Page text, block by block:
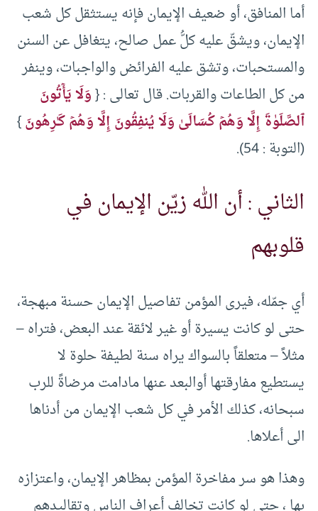
أما المنافق، أو ضعيف الإيمان فإنه يستثقل كل شعب
الإيمان، ويشقّ عليه كلُّ عمل صالح، يتغافل عن السنن
والمستحبات، وتشق عليه الفرائض والواجبات، وينفر
من كل الطاعات والقربات. قال تعالى : {وَلَا یَأۡتُونَ
ٱلصَّلَوٰةَ إِلَّا وَهُمۡ كُسَالَىٰ وَلَا یُنفِقُونَ إِلَّا وَهُمۡ كَـٰرِهُونَ}
(التوبة : 54).
الثاني : أن الله زيّن الإيمان في
قلوبهم
أي جمّله، فيرى المؤمن تفاصيل الإيمان حسنة مبهجة،
حتى لو كانت يسيرة أو غير لائقة عند البعض، فتراه –
مثلاً – متعلقاً بالسواك يراه سنة لطيفة حلوة لا
يستطيع مفارقتها أوالبعد عنها مادامت مرضاةً للرب
سبحانه، كذلك الأمر في كل شعب الإيمان من أدناها
الى أعلاها.
وهذا هو سر مفاخرة المؤمن بمظاهر الإيمان، واعتزازه
بها ، حتى لو كانت تخالف أعراف الناس وتقاليدهم